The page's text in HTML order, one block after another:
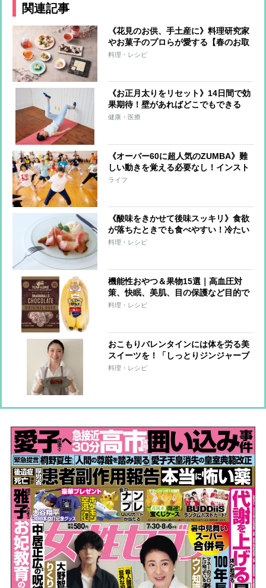
関連記事
《花見のお供、手土産に》料理研究家
やお菓子のプロらが愛する【春のお取
り寄せ】華やかな見た目と色合いで心
料理・レシピ
《お正月太りをリセット》14日間で効
果期待！壁があればどこでもできる
「壁ピラティスダイエット」のやり方
健康・医療
《オーバー60に超人気のZUMBA》難
しい動きを覚える必要なし！インスト
ラクターになった早見優さんらが楽し
ライフ
《酸味をきかせて後味スッキリ》食欲
が落ちたときでも食べやすい！冷たい
スイーツレシピ3つ
料理・レシピ
機能性おやつ＆果物15選｜高血圧対
策、快眠、美肌、目の保護など目的で
選ぶ
料理・レシピ
おこもりバレンタインには体を労る美
スイーツを！「しっとりジンジャーブ
ラウニー」【市橋有里の美レシピ】
料理・レシピ